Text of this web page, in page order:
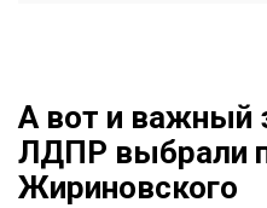
А вот и важный
ЛДПР выбрали
Жириновского